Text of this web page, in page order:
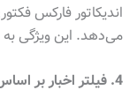
اندیکاتور فارکس
می‌دهد. این ویژگی به
4. فیلتر اخبار بر اساس جفت‌ارزهای معاملاتی